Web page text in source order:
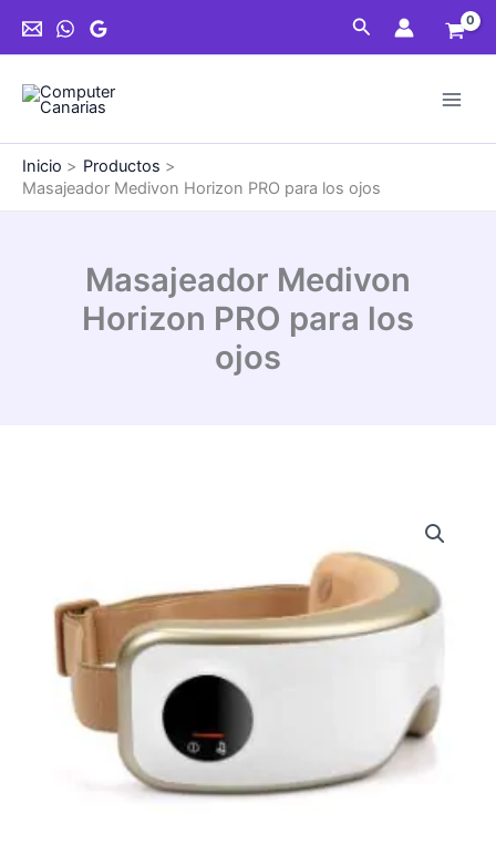
Buscar
Inicio
Productos
Masajeador Medivon Horizon PRO para los ojos
Masajeador Medivon
Horizon PRO para los
ojos
PRO
para
ojos
cantidad